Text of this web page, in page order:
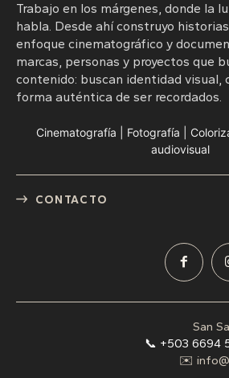
Trabajo en los márgenes, donde la
habla. Desde ahí construyo
enfoque cinematográfico y
marcas, personas y proyectos que
contenido: buscan identidad visual,
forma auténtica de ser recordados.
Cinematografía | Fotografía |
audiovisual
CONTACTO
San
📞 +503 6694
✉️